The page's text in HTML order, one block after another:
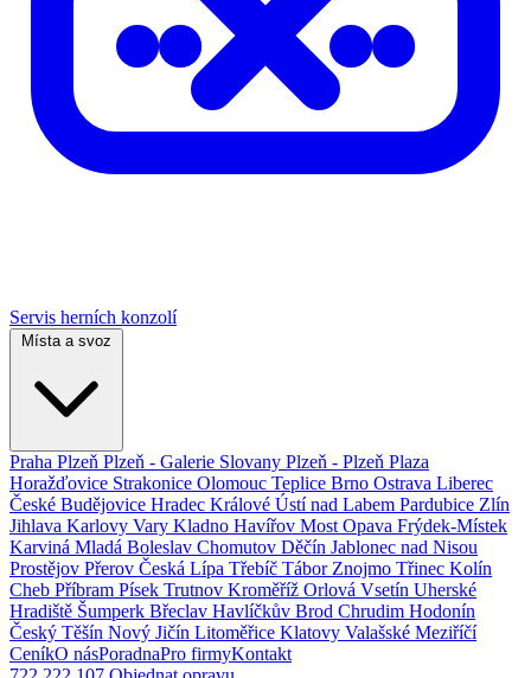
Servis herních konzolí
Místa a svoz
Praha Plzeň Plzeň - Galerie Slovany Plzeň - Plzeň Plaza
Horažďovice Strakonice Olomouc Teplice Brno Ostrava Liberec
České Budějovice Hradec Králové Ústí nad Labem Pardubice Zlín
Jihlava Karlovy Vary Kladno Havířov Most Opava Frýdek-Místek
Karviná Mladá Boleslav Chomutov Děčín Jablonec nad Nisou
Prostějov Přerov Česká Lípa Třebíč Tábor Znojmo Třinec Kolín
Cheb Příbram Písek Trutnov Kroměříž Orlová Vsetín Uherské
Hradiště Šumperk Břeclav Havlíčkův Brod Chrudim Hodonín
Český Těšín Nový Jičín Litoměřice Klatovy Valašské Meziříčí
CeníkO násPoradnaPro firmyKontakt